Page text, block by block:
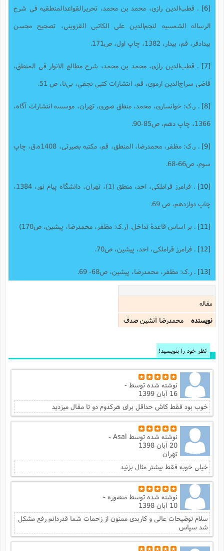
. ق‍طب‌ال‍دی‍ن‌ رازی‌، م‍ح‍م‍د ب‍ن‌ م‍ح‍م‍د، تحریر‌القواعد‌المنطقیه فی شرح‌
الرساله ‌الشمسیه لنجم‌الدین علی ‌الکاتبی ‌القزوینی، تصحیح محسن‌
بیدادفر، قم، بیدار، 1382، چاپ اول، ص171.
. ق‍طب‌ال‍دی‍ن‌ رازی‌، م‍ح‍م‍د ب‍ن‌ م‍ح‍م‍د، ش‍رح‌ م‍طال‍ع‌ الان‍وار فی‌ ال‍م‍ن‍طق،
ق‍اضی‌ س‍راج‌ال‍دی‍ن‌ ارم‍وی‌، قم، انتشارات کتبی نجفی، بی‌تا، ص 51.
. ر.ک: خوانساری، محمد، منطق صوری، تهران، موسسه انتشارات آگاه،
1366، چاپ دهم، ص85-90.
. ر.ک: مظفر، محمدرضا، المنطق، قم، مکتبه بصیرتی، 1408ه.ق، چاپ
سوم، ص66-68.
. فرامرز قراملکی، احد، منطق (1)، تهران، دانشگاه پیام نور، 1384،
چاپ دوازدهم، ص 69.
. بر اساس قاعدۀ تداخل. (ر.ک: مظفر، محمدرضا، پیشین، ص170)
. فرامرز قراملکی، احد، پیشین، ص70.
. ر.ک: مظفر، محمدرضا، پیشین، ص68- 69.
مقاله
نویسنده
محمدرضا آتشين صدف
نظر خود را بنویسید!
نوشته شده توسط-
16 آبان 1399
خوب بود فقط کاش حداقل برای هرکدوم دو تا مقال میزدید
نوشته شده توسطAsal -
20 آبان 1398
تهران
خیلی خوبه فقط بیشتر مثال بزنید
نوشته شده توسطمنصوره -
10 آبان 1398
سلام توضیحات عالی و کاربدی ممنون از زحمات شما قدردانم رفع مشکل
شد سپاس